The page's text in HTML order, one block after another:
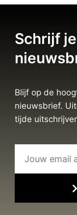
Schrijf
Blijf op de
nieuwsbrief.
tijde